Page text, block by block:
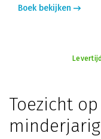
Boek bekijken
Toezicht